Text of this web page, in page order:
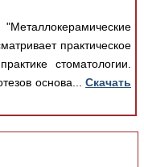
практическое
стоматологии.
основа...Скачать